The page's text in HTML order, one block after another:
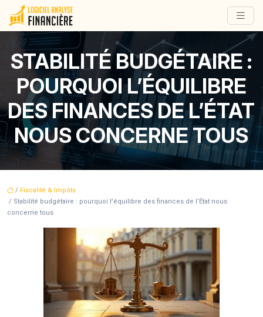
STABILITÉ BUDGÉTAIRE :
POURQUOI L’ÉQUILIBRE
DES FINANCES DE L’ÉTAT
NOUS CONCERNE TOUS
/ Fiscalité & Impôts
/ Stabilité budgétaire : pourquoi l’équilibre des finances de l’État nous
concerne tous